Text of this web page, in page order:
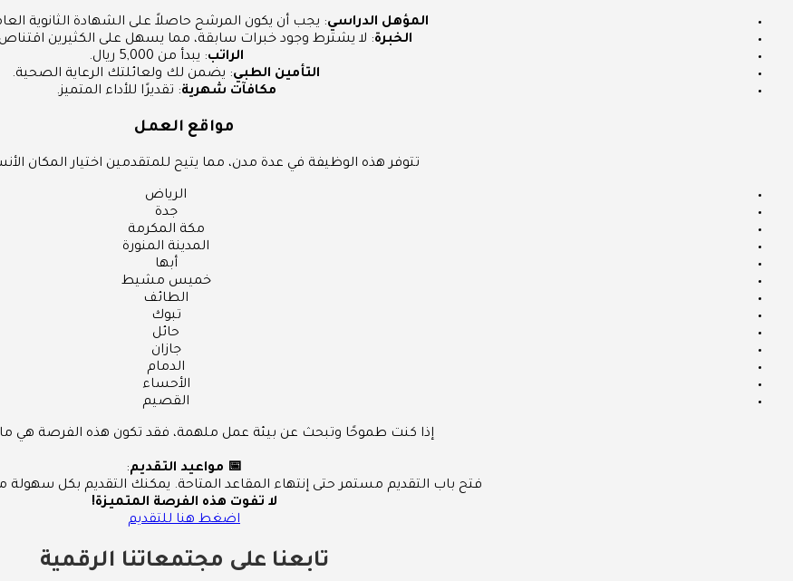
المؤهل الدراسي: يجب أن يكون المرشح حاصلاً على الشهادة الثانوية
الخبرة: لا يشترط وجود خبرات سابقة، مما يسهل على الكثيرين
الراتب: يبدأ من 5,000 ريال.
التأمين الطبي: يضمن لك ولعائلتك الرعاية الصحية.
مكافآت شهرية: تقديرًا للأداء المتميز.
مواقع العمل
تتوفر هذه الوظيفة في عدة مدن، مما يتيح للمتقدمين اختيار المكان
الرياض
جدة
مكة المكرمة
المدينة المنورة
أبها
خميس مشيط
الطائف
تبوك
حائل
جازان
الدمام
الأحساء
القصيم
إذا كنت طموحًا وتبحث عن بيئة عمل ملهمة، فقد تكون هذه الفرصة هي
📅 مواعيد التقديم:
فتح باب التقديم مستمر حتى إنتهاء المقاعد المتاحة. يمكنك التقديم بكل سهولة
لا تفوت هذه الفرصة المتميزة!
اضغط هنا للتقديم
تابعنا على مجتمعاتنا الرقمية